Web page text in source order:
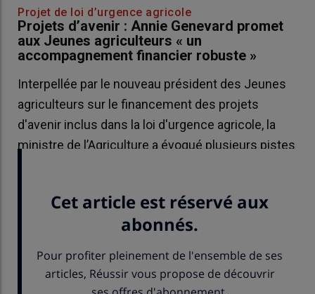
Projet de loi d’urgence agricole
Projets d’avenir : Annie Genevard promet
aux Jeunes agriculteurs « un
accompagnement financier robuste »
Interpellée par le nouveau président des Jeunes
agriculteurs sur le financement des projets
d'avenir inclus dans la loi d'urgence agricole, la
ministre de l’Agriculture a évoqué plusieurs pistes